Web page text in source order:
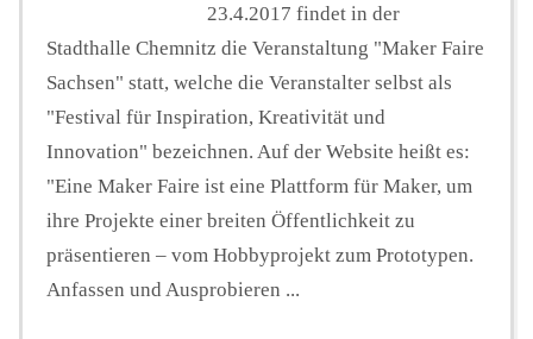
23.4.2017 findet in der
Stadthalle Chemnitz die Veranstaltung "Maker Faire
Sachsen" statt, welche die Veranstalter selbst als
"Festival für Inspiration, Kreativität und
Innovation" bezeichnen. Auf der Website heißt es:
"Eine Maker Faire ist eine Plattform für Maker, um
ihre Projekte einer breiten Öffentlichkeit zu
präsentieren – vom Hobbyprojekt zum Prototypen.
Anfassen und Ausprobieren ...